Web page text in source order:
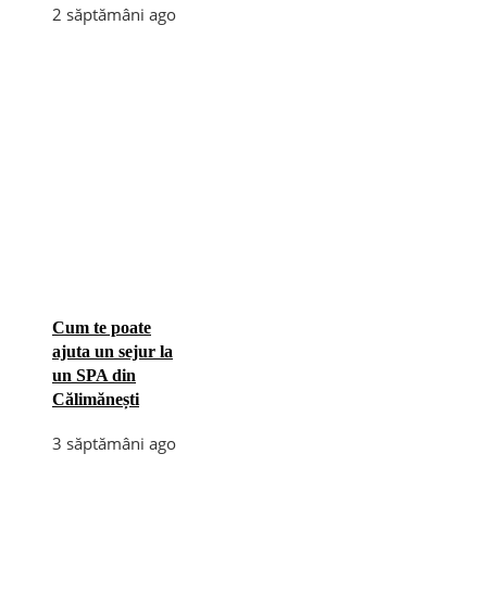
2 săptămâni ago
Cum te poate
ajuta un sejur la
un SPA din
Călimănești
3 săptămâni ago